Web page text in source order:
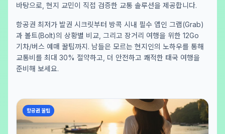
바탕으로, 현지 교민이 직접 검증한 교통 솔루션을 제공합니다.
항공권 최저가 발권 시크릿부터 방콕 시내 필수 앱인 그랩(Grab)
과 볼트(Bolt)의 상황별 비교, 그리고 장거리 여행을 위한 12Go
기차/버스 예매 꿀팁까지. 남들은 모르는 현지인의 노하우를 통해
교통비를 최대 30% 절약하고, 더 안전하고 쾌적한 태국 여행을
준비해 보세요.
항공권 꿀팁